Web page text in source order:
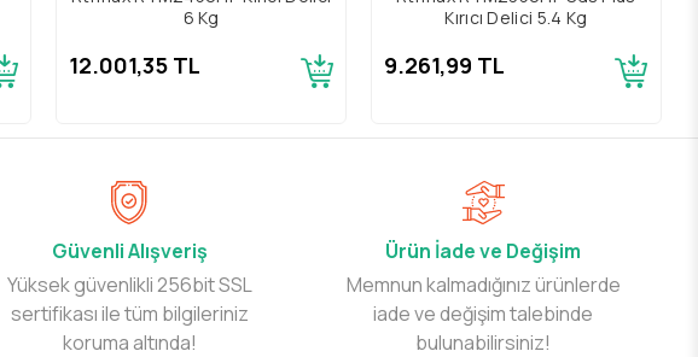
6 Kg
12.001,35 TL
Kırıcı Delici 5.4 Kg
9.261,99 TL
Güvenli Alışveriş
Yüksek güvenlikli 256bit SSL
sertifikası ile tüm bilgileriniz
koruma altında!
Ürün İade ve Değişim
Memnun kalmadığınız ürünlerde
iade ve değişim talebinde
bulunabilirsiniz!